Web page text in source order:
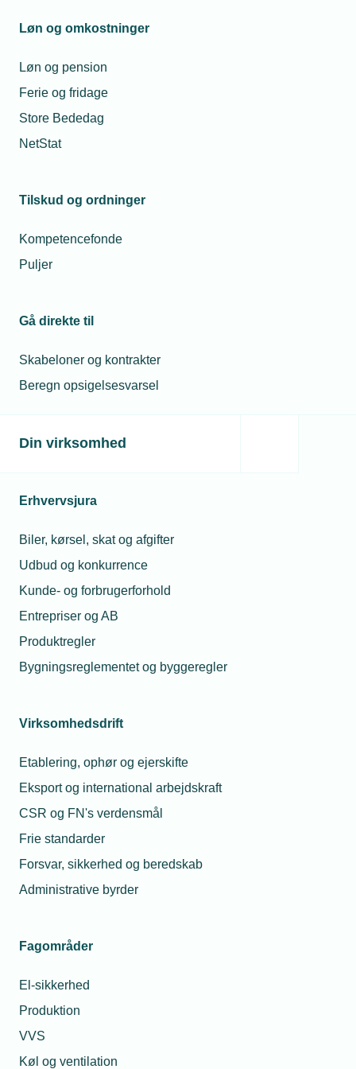
Løn og omkostninger
Løn og pension
Ferie og fridage
Store Bededag
NetStat
Tilskud og ordninger
Kompetencefonde
Puljer
Gå direkte til
Skabeloner og kontrakter
Beregn opsigelsesvarsel
Din virksomhed
Erhvervsjura
Biler, kørsel, skat og afgifter
Udbud og konkurrence
Kunde- og forbrugerforhold
Entrepriser og AB
Produktregler
Bygningsreglementet og byggeregler
Virksomhedsdrift
Etablering, ophør og ejerskifte
Eksport og international arbejdskraft
CSR og FN's verdensmål
Frie standarder
Forsvar, sikkerhed og beredskab
Administrative byrder
Fagområder
El-sikkerhed
Produktion
VVS
Køl og ventilation
Anna Magaard
Knudslundvej 33, 2605 Brøndby
+45 39296333
Firma-e-mail: mads@aogh.net
Medlem
UGGERLY INSTALLATION A/S
+45 98138888
Personlig e-mail: tso@uggerly.dk
Hjemmeside:
www.uggerly.dk
DUEMOSE A/S
Nellerødvej 28, 3200 Helsinge
+45 70201416
Personlig e-mail: jette@duemose.com
Line Bang Jensen
LARS BANG A/S
Højgaardsvej 11, 4760 Vordingborg
Hjemmeside: https://bang-as.dk/
Anja Larsen
JAMO SIKRING A/S
Personlig e-mail: